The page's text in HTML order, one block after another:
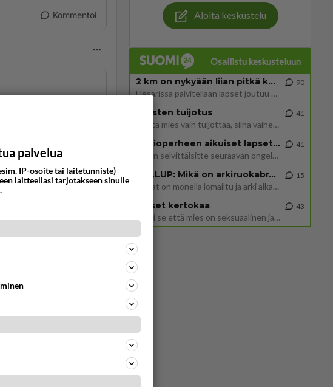
Kommentoi Aloita keskustelu
Osallistu keskusteluun
2 km on nykyään liian pitkä koulumatka
Hesarissa päivitellään lapset joutuu nyt kulkemaan 2 km kouluun jösses. Ruostefillarilla tuo matka menee vaikka miten äk
90
Miesten tuijotus
Mutta mies vain tuijottaa, siinä vaiheessa käännän itse pään pois. Mikä juttu? Yleensä jos joku tuijottaa tai katsoo, hä
41
Uusioperheen aikuiset lapset tyhjentää jääkaapin käydessään
Miten selvittäisitte seuraavan ongelman, meillä on uusioperhe, minulla teini-ikäiset lapset ja puolisolla aikuiset, jotk
41
GALLUP: Mikä on arkiruokabravuurisi?
Lomat on monella lomailtu ja arki alkaa. Se voi tarkoittaa myös sitä, että grillailut on grillattu ja palataan arjen ruo
15
Naiset kertokaa
Miksi se että mies on seksuaalinen ja haluaa seksiä ja te olette hänen mielestänne haluttava on vastenmielistä? Mikä sii
43
palvelua
IP-osoite tai laitetunniste)
laitteellasi tarjotakseen sinulle